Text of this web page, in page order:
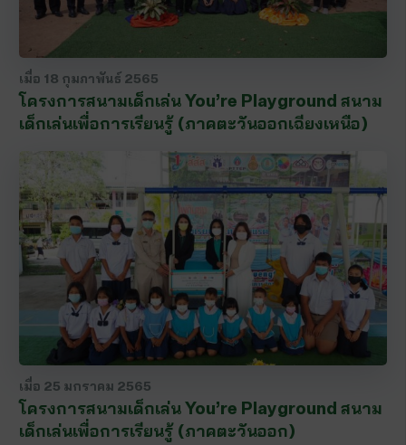
เมื่อ 18 กุมภาพันธ์ 2565
โครงการสนามเด็กเล่น You’re Playground สนาม
เด็กเล่นเพื่อการเรียนรู้ (ภาคตะวันออกเฉียงเหนือ)
เมื่อ 25 มกราคม 2565
โครงการสนามเด็กเล่น You’re Playground สนาม
เด็กเล่นเพื่อการเรียนรู้ (ภาคตะวันออก)